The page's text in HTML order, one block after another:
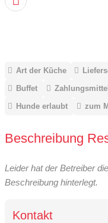
Art der Küche
Buffet
Zahlungsmittel
Hunde erlaubt
zum
Beschreibung
Leider hat der Betreiber
Beschreibung hinterlegt.
Kontakt